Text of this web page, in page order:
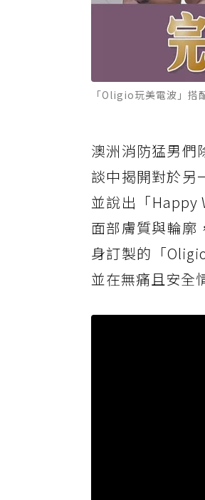
「Oligio玩美電波」搭
澳洲消防猛男們
談中揭開對於另
並說出「Happy
面部膚質與輪廓
身訂製的「
並在無痛且安全